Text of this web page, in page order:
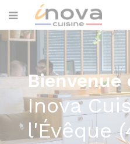
Bienvenue
Inova
l'Évêque